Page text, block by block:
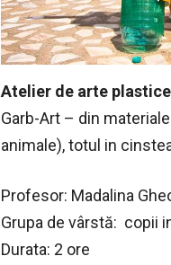
Atelier de arte
Garb-Art – din
animale), totul in
Profesor: Madalina
Grupa de vârstă: copii
Durata: 2 ore